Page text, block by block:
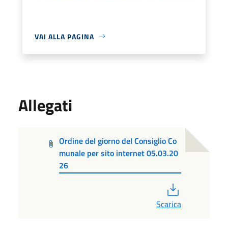
VAI ALLA PAGINA
Allegati
Ordine del giorno del Consiglio Co
munale per sito internet 05.03.20
26
Scarica